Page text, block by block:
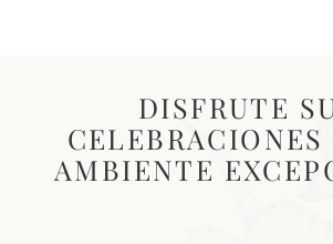
DISFRUTE
CELEBRACIONES
AMBIENTE